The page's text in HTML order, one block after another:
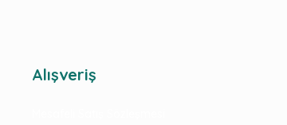
Alışveriş